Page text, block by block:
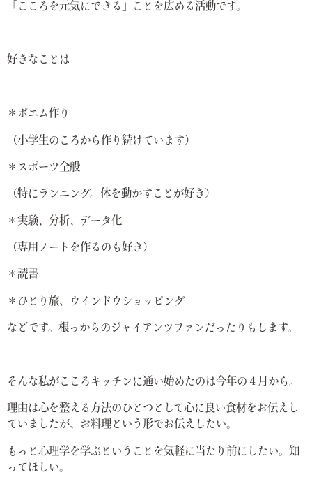
「こころを元気にできる」ことを広める活動です。
好きなことは
＊ポエム作り
（小学生のころから作り続けています）
＊スポーツ全般
（特にランニング。体を動かすことが好き）
＊実験、分析、データ化
（専用ノートを作るのも好き）
＊読書
＊ひとり旅、ウインドウショッピング
などです。根っからのジャイアンツファンだったりもします。
そんな私がこころキッチンに通い始めたのは今年の４月から。
理由は心を整える方法のひとつとして心に良い食材をお伝えし
ていましたが、お料理という形でお伝えしたい。
もっと心理学を学ぶということを気軽に当たり前にしたい。知
ってほしい。